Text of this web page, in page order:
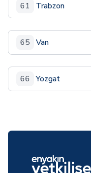
61 Trabzon
65 Van
66 Yozgat